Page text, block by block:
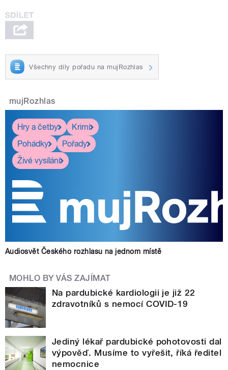
Všechny díly pořadu na mujRozhlas
mujRozhlas
Hry a četby
Krimi
Pohádky
Pořady
Živé vysílání
Audiosvět Českého rozhlasu na jednom místě
MOHLO BY VÁS ZAJÍMAT
Na pardubické kardiologii je již 22
zdravotníků s nemocí COVID-19
Jediný lékař pardubické pohotovosti dal
výpověď. Musíme to vyřešit, říká ředitel
nemocnice